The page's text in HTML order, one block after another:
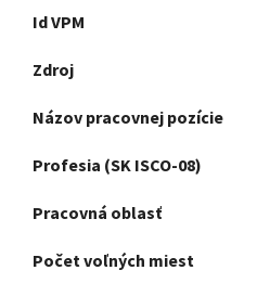
Id VPM
Zdroj
Názov pracovnej pozície
Profesia (SK ISCO-08)
Pracovná oblasť
Počet voľných miest